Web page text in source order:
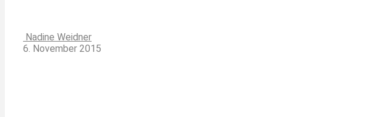
Nadine Weidner
6. November 2015